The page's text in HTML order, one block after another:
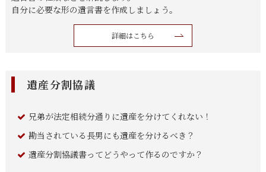
自分に必要な形の遺言書を作成しましょう。
詳細はこちら
遺産分割協議
兄弟が法定相続分通りに遺産を分けてくれない！
勘当されている長男にも遺産を分けるべき？
遺産分割協議書ってどうやって作るのですか？